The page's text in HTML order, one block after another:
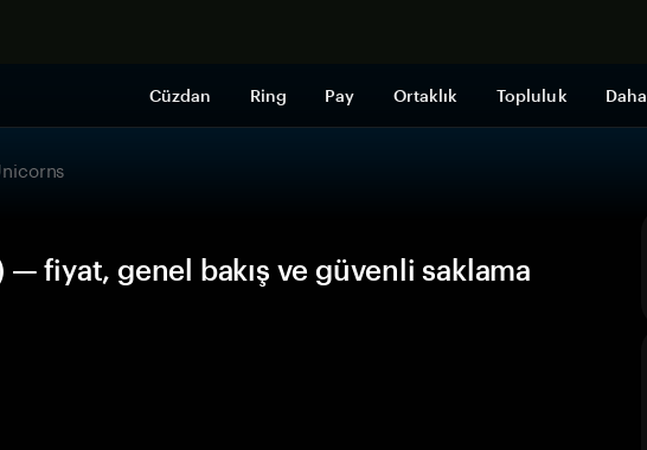
Cüzdan Ring Pay Ortaklık Topluluk Daha
fiyat, genel bakış ve güvenli saklama